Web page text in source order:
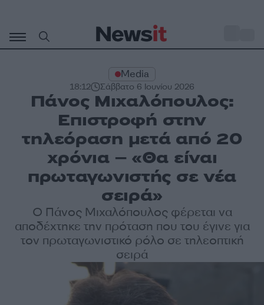
περιεχόμενο
Media
18:12 Σάββατο 6 Ιουνίου 2026
Πάνος Μιχαλόπουλος:
Επιστροφή στην
τηλεόραση μετά από 20
χρόνια – «Θα είναι
πρωταγωνιστής σε νέα
σειρά»
Ο Πάνος Μιχαλόπουλος φέρεται να
αποδέχτηκε την πρόταση που του έγινε για
τον πρωταγωνιστικό ρόλο σε τηλεοπτική
σειρά